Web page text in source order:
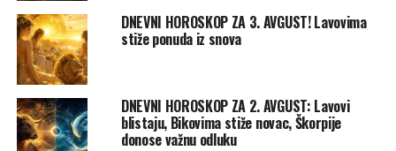
DNEVNI HOROSKOP ZA 3. AVGUST! Lavovima
stiže ponuda iz snova
DNEVNI HOROSKOP ZA 2. AVGUST: Lavovi
blistaju, Bikovima stiže novac, Škorpije
donose važnu odluku